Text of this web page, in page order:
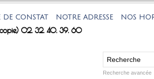
NOTRE ADRESSE NOS HORAIRES
02. 32. 40. 39. 60
Recherche avancée